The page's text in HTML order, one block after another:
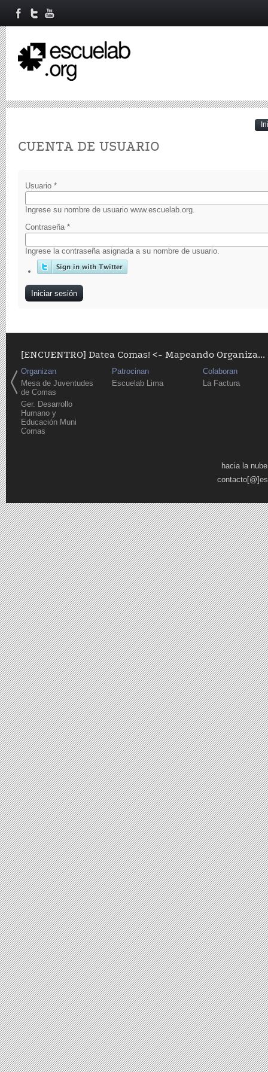
CUENTA DE USUARIO
Usuario *
Ingrese su nombre de usuario www.escuelab.org.
Contraseña *
Ingrese la contraseña asignada a su nombre de usuario.
[ENCUENTRO] Datea Comas! <- Mapeando Organiza...
Organizan
Mesa de Juventudes
de Comas
Ger. Desarrollo
Humano y
Educación Muni
Comas
Patrocinan
Escuelab Lima
Colaboran
La Factura
hacia la